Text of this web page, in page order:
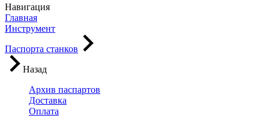
Навигация
Главная
Инструмент
Паспорта станков
Назад
Архив паспартов
Доставка
Оплата